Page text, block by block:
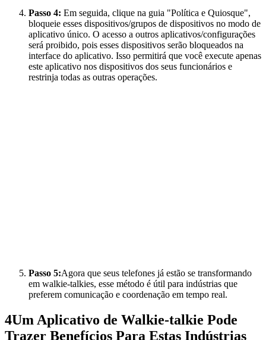
Passo 4: Em seguida, clique na guia "Política e Quiosque",
bloqueie esses dispositivos/grupos de dispositivos no modo de
aplicativo único. O acesso a outros aplicativos/configurações
será proibido, pois esses dispositivos serão bloqueados na
interface do aplicativo. Isso permitirá que você execute apenas
este aplicativo nos dispositivos dos seus funcionários e
restrinja todas as outras operações.
Passo 5:Agora que seus telefones já estão se transformando
em walkie-talkies, esse método é útil para indústrias que
preferem comunicação e coordenação em tempo real.
4Um Aplicativo de Walkie-talkie Pode
Trazer Benefícios Para Estas Indústrias